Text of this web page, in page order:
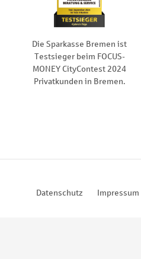
Die Sparkasse Bremen ist
Testsieger beim FOCUS-
MONEY CityContest 2024
Privatkunden in Bremen.
Datenschutz Impressum